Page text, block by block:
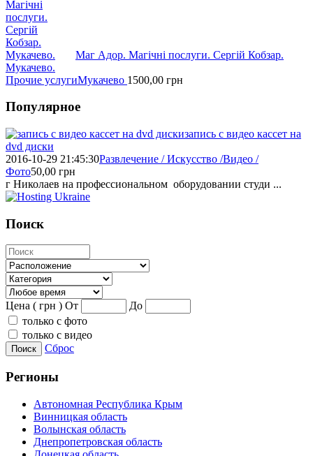
Маг Адор. Магічні послуги. Сергій Кобзар.
Мукачево.
Прочие услугиМукачево 1500,00 грн
Популярное
запись с видео кассет на
dvd диски
2016-10-29 21:45:30Развлечение / Искусство /Видео /
Фото50,00 грн
г Николаев на профессиональном оборудовании студи ...
Поиск
Цена ( грн ) От
До
только с фото
только с видео
Поиск Сброс
Регионы
Автономная Республика Крым
Винницкая область
Волынская область
Днепропетровская область